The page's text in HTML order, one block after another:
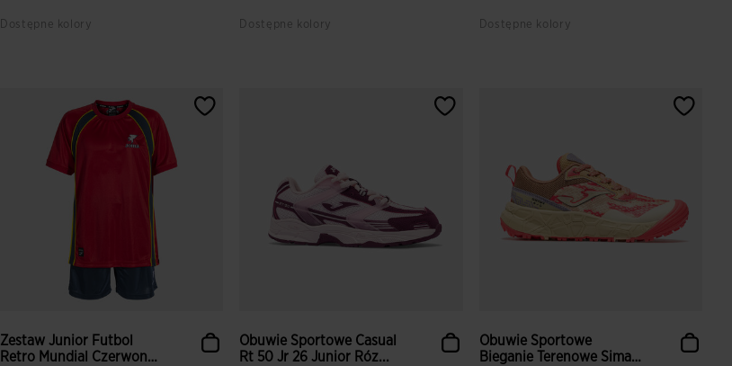
Dostępne kolory Dostępne kolory Dostępne kolory
Zestaw Junior Futbol
Retro Mundial Czerwony
Obuwie Sportowe Casual
Rt 50 Jr 26 Junior Róz...
Obuwie Sportowe
Bieganie Terenowe Sima